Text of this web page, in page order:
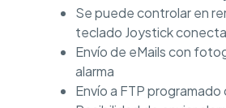
Se puede controlar en
teclado Joystick
Envío de eMails con
alarma
Envío a FTP programado